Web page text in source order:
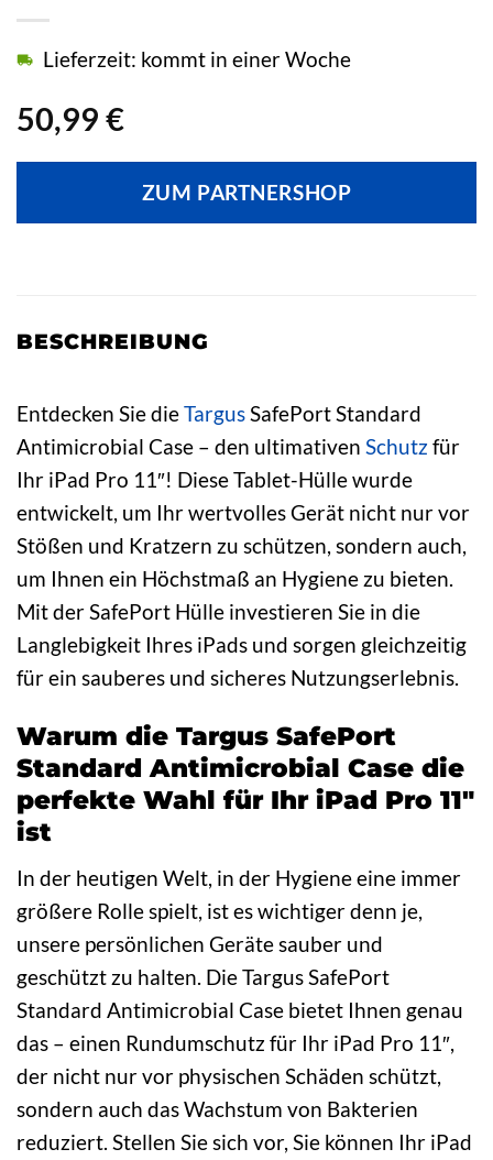
50,99 €
Lieferzeit: kommt in einer Woche
ZUM PARTNERSHOP
BESCHREIBUNG
Entdecken Sie dieTargus SafePort Standard
Antimicrobial Case – den ultimativen Schutzfür
Ihr iPad Pro 11″! Diese Tablet-Hülle wurde
entwickelt, um Ihr wertvolles Gerät nicht nur vor
Stößen und Kratzern zu schützen, sondern auch,
um Ihnen ein Höchstmaß an Hygiene zu bieten.
Mit der SafePort Hülle investieren Sie in die
Langlebigkeit Ihres iPads und sorgen gleichzeitig
für ein sauberes und sicheres Nutzungserlebnis.
Warum die Targus SafePort
Standard Antimicrobial Case die
perfekte Wahl für Ihr iPad Pro 11″
ist
In der heutigen Welt, in der Hygiene eine immer
größere Rolle spielt, ist es wichtiger denn je,
unsere persönlichen Geräte sauber und
geschützt zu halten. Die Targus SafePort
Standard Antimicrobial Case bietet Ihnen genau
das – einen Rundumschutz für Ihr iPad Pro 11″,
der nicht nur vor physischen Schäden schützt,
sondern auch das Wachstum von Bakterien
reduziert. Stellen Sie sich vor, Sie können Ihr iPad